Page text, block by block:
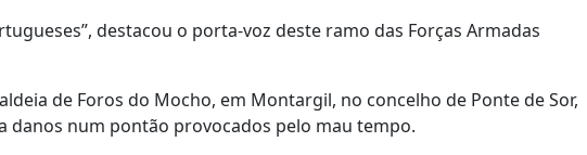
destacou o porta-voz deste ramo das Forças Armadas
de Foros do Mocho, em Montargil, no concelho de Ponte de Sor,
danos num pontão provocados pelo mau tempo.